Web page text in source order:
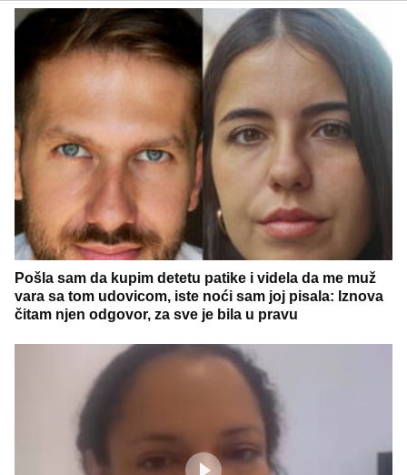
Pošla sam da kupim detetu patike i videla da me muž
vara sa tom udovicom, iste noći sam joj pisala: Iznova
čitam njen odgovor, za sve je bila u pravu